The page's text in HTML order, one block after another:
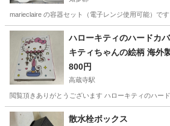
marieclaire の容器セット（電子レンジ使用可能）
愛知 知多郡 家庭用品
ハローキティのハードカ
キティちゃんの絵柄 海外
800円
高蔵寺駅
閲覧頂きありがとうございます ハローキティのハー
愛知 春日井市 高蔵寺駅
散水栓ボックス